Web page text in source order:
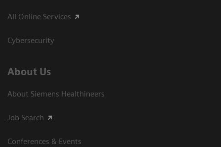
All Online Services
Cybersecurity
About Us
About Siemens Healthineers
Job Search
Conferences & Events